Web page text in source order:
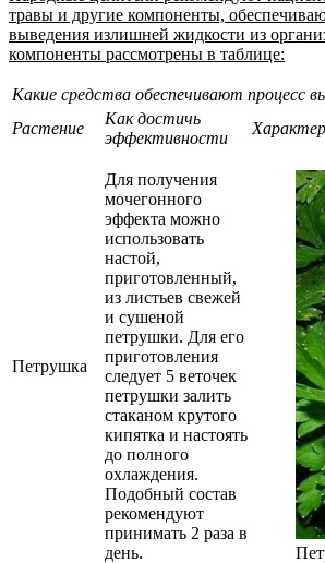
травы и другие компоненты,
выведения излишней жидкости из
компоненты рассмотрены в таблице:
Какие средства обеспечивают процесс
Растение
Как достичь
эффективности
Петрушка
Для получения
мочегонного
эффекта можно
использовать
настой,
приготовленный,
из листьев свежей
и сушеной
петрушки. Для его
приготовления
следует 5 веточек
петрушки залить
стаканом крутого
кипятка и настоять
до полного
охлаждения.
Подобный состав
рекомендуют
принимать 2 раза в
день.